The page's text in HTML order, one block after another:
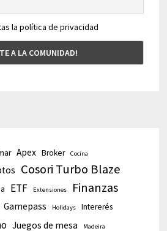
la política de privacidad
Apex Broker Cocina
Cosori Turbo Blaze
ETF Extensiones Finanzas
Gamepass Holidays Intererés
Juegos de mesa Madeira